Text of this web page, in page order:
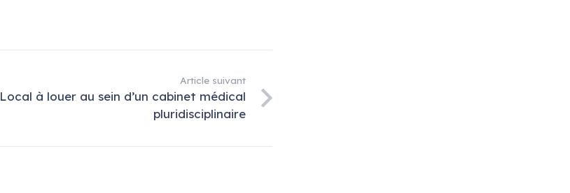
Article suivant
Local à louer au sein d’un cabinet médical
pluridisciplinaire